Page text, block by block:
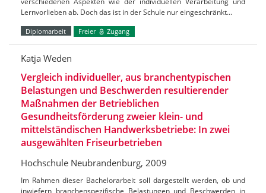
Lernvorlieben ab. Doch das ist in der Schule nur eingeschränkt…
Diplomarbeit Freier Zugang
Katja Weden
Vergleich individueller, aus branchentypischen
Belastungen und Beschwerden resultierender
Maßnahmen der Betrieblichen
Gesundheitsförderung zweier klein- und
mittelständischen Handwerksbetriebe: In zwei
ausgewählten Friseurbetrieben
Hochschule Neubrandenburg, 2009
Im Rahmen dieser Bachelorarbeit soll dargestellt werden, ob und
inwiefern branchenspezifische Belastungen und Beschwerden in